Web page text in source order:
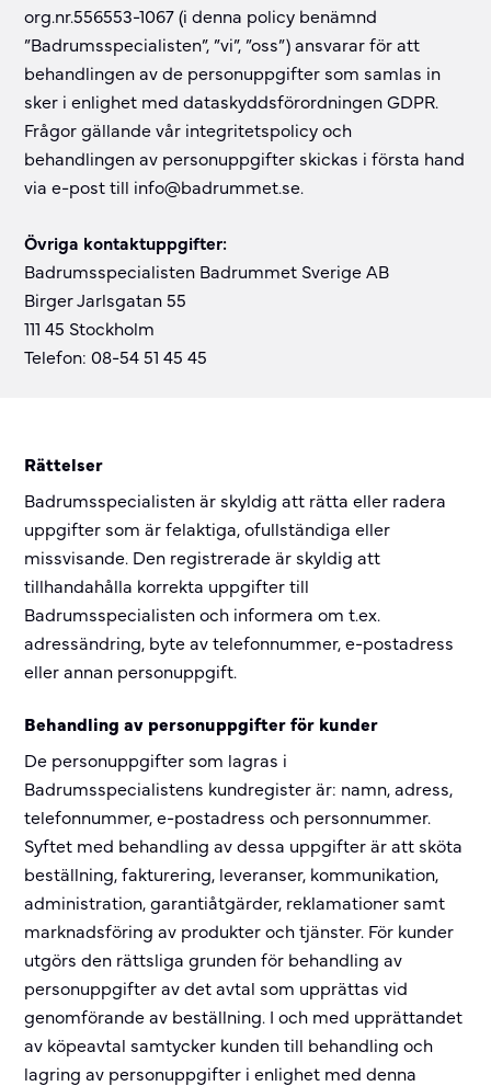
org.nr.556553-1067 (i denna policy benämnd
”Badrumsspecialisten”, ”vi”, ”oss”) ansvarar för att
behandlingen av de personuppgifter som samlas in
sker i enlighet med dataskyddsförordningen GDPR.
Frågor gällande vår integritetspolicy och
behandlingen av personuppgifter skickas i första hand
via e-post till info@badrummet.se.
Övriga kontaktuppgifter:
Badrumsspecialisten Badrummet Sverige AB
Birger Jarlsgatan 55
111 45 Stockholm
Telefon: 08-54 51 45 45
Rättelser
Badrumsspecialisten är skyldig att rätta eller radera
uppgifter som är felaktiga, ofullständiga eller
missvisande. Den registrerade är skyldig att
tillhandahålla korrekta uppgifter till
Badrumsspecialisten och informera om t.ex.
adressändring, byte av telefonnummer, e-postadress
eller annan personuppgift.
Behandling av personuppgifter för kunder
De personuppgifter som lagras i
Badrumsspecialistens kundregister är: namn, adress,
telefonnummer, e-postadress och personnummer.
Syftet med behandling av dessa uppgifter är att sköta
beställning, fakturering, leveranser, kommunikation,
administration, garantiåtgärder, reklamationer samt
marknadsföring av produkter och tjänster. För kunder
utgörs den rättsliga grunden för behandling av
personuppgifter av det avtal som upprättas vid
genomförande av beställning. I och med upprättandet
av köpeavtal samtycker kunden till behandling och
lagring av personuppgifter i enlighet med denna